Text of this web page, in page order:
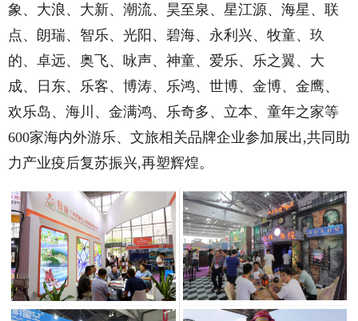
象、大浪、大新、潮流、昊至泉、星江源、海星、联
点、朗瑞、智乐、光阳、碧海、永利兴、牧童、玖
的、卓远、奥飞、咏声、神童、爱乐、乐之翼、大
成、日东、乐客、博涛、乐鸿、世博、金博、金鹰、
欢乐岛、海川、金满鸿、乐奇多、立本、童年之家等
600家海内外游乐、文旅相关品牌企业参加展出,共同助
力产业疫后复苏振兴,再塑辉煌。